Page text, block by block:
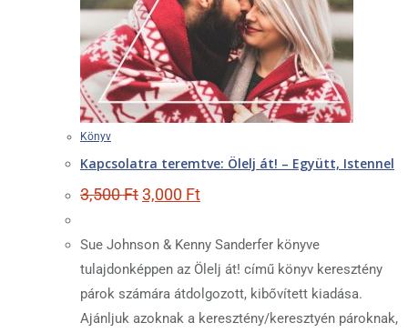
Könyv
Kapcsolatra teremtve: Ölelj át! – Együtt, Istennel
3,500Ft Original
price
3,500 Ft.
3,000 FtCurrent
price
3,000 Ft.
Sue Johnson & Kenny Sanderfer könyve
tulajdonképpen az Ölelj át! című könyv keresztény
párok számára átdolgozott, kibővített kiadása.
Ajánljuk azoknak a keresztény/keresztyén pároknak,